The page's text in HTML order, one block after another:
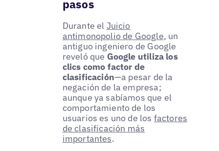
pasos
Durante el Juicio
antimonopolio de Google, un
antiguo ingeniero de Google
reveló que Google utiliza los
clics como factor de
clasificación—a pesar de la
negación de la empresa;
aunque ya sabíamos que el
comportamiento de los
usuarios es uno de los factores
de clasificación más
importantes.